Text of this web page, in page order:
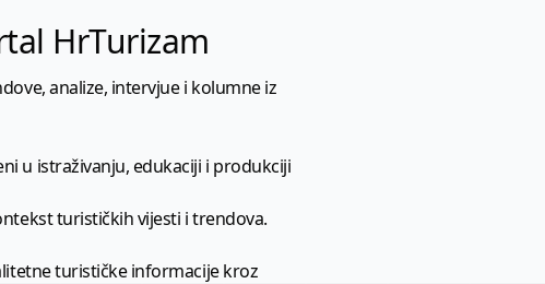
HrTurizam
analize, intervjue i kolumne iz
u istraživanju, edukaciji i produkciji
turističkih vijesti i trendova.
turističke informacije kroz